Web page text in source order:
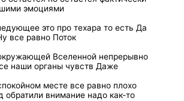
эмоциями
это про техара то есть Да
все равно Поток
Вселенной непрерывно
наши органы чувств Даже
месте все равно плохо
обратили внимание надо как-то